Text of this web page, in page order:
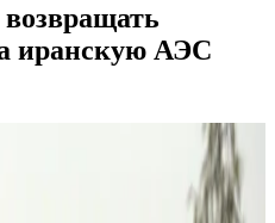
иранскую АЭС